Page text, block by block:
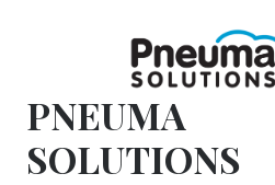
PNEUMA
SOLUTIONS